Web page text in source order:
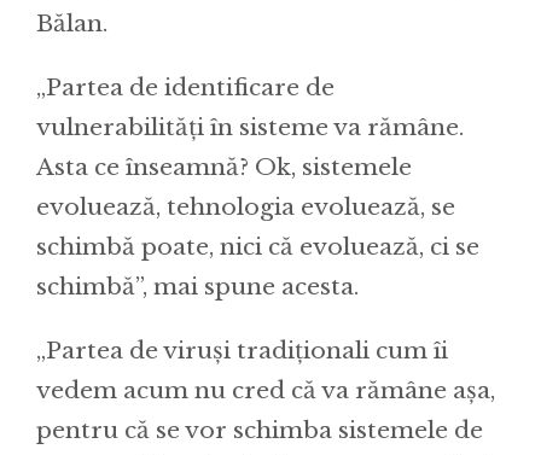
Bălan.
„Partea de identificare de
vulnerabilități în sisteme va rămâne.
Asta ce înseamnă? Ok, sistemele
evoluează, tehnologia evoluează, se
schimbă poate, nici că evoluează, ci se
schimbă”, mai spune acesta.
„Partea de viruși tradiționali cum îi
vedem acum nu cred că va rămâne așa,
pentru că se vor schimba sistemele de